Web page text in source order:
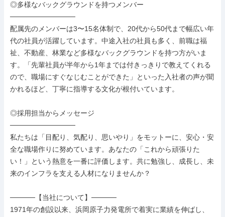
◎多様なバックグラウンドを持つメンバー
─────────────
配属先のメンバーは3〜15名体制で、20代から50代まで幅広い年
代の社員が活躍しています。中途入社の社員も多く、前職は福
祉、不動産、林業など多様なバックグラウンドを持つ方がいま
す。「先輩社員が半年から1年までは付きっきりで教えてくれる
ので、職場にすぐなじむことができた」といった入社者の声が聞
かれるほど、丁寧に指導する文化が根付いています。
◎採用担当からメッセージ
─────────────
私たちは「目配り、気配り、思いやり」をモットーに、安心・安
全な職場作りに努めています。あなたの「これから頑張りた
い！」という熱意を一番に評価します。共に勉強し、成長し、未
来のインフラを支える人材になりませんか？
─────【当社について】─────
1971年の創設以来、浜岡原子力発電所で着実に業績を伸ばし、